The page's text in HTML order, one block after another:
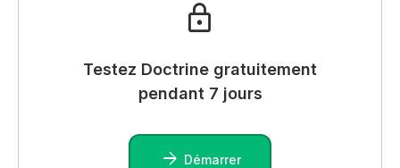
Testez Doctrine gratuitement
pendant 7 jours
Démarrer